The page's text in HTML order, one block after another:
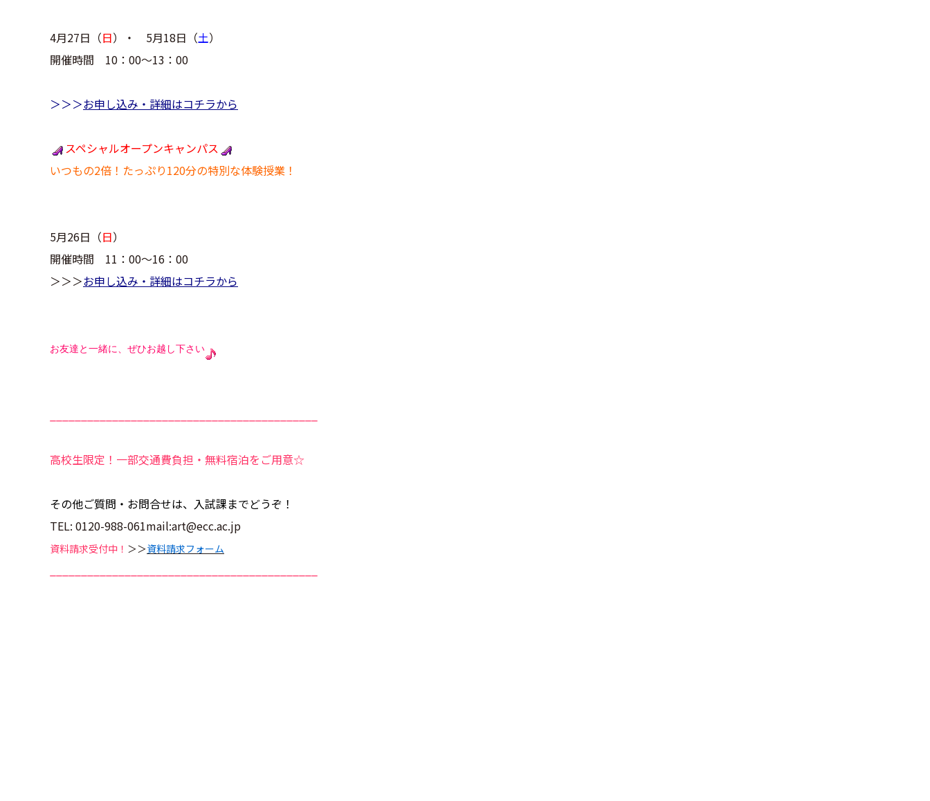
4月27日（日）・ 5月18日（土）
開催時間 10：00～13：00
＞＞＞お申し込み・詳細はコチラから
スペシャルオープンキャンパス
いつもの2倍！たっぷり120分の特別な体験授業！
5月26日（日）
開催時間 11：00～16：00
＞＞＞お申し込み・詳細はコチラから
お友達と一緒に、ぜひお越し下さい
高校生限定！一部交通費負担・無料宿泊をご用意☆
その他ご質問・お問合せは、入試課までどうぞ！
TEL: 0120-988-061mail:art@ecc.ac.jp
資料請求受付中！ ＞＞資料請求フォーム